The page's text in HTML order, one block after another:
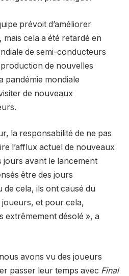
prévoit d’améliorer
cela a été retardé en
de semi-conducteurs
de nouvelles
pandémie mondiale
de nouveaux
la responsabilité de ne pas
l’afflux actuel de nouveaux
jours avant le lancement
être des jours
de cela, ils ont causé du
et pour cela,
extrêmement désolé », a
avons vu des joueurs
passer leur temps avec Final